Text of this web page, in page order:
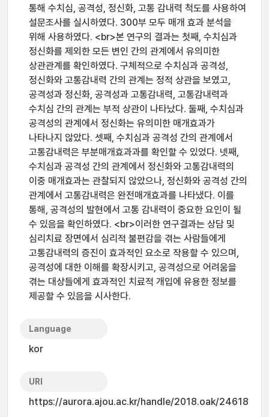
통해 수치심, 공격성, 정신화, 고통 감내력 척도를 사용하여
설문조사를 실시하였다. 300부 모두 매개 효과 분석을
위해 사용하였다. <br>본 연구의 결과는 첫째, 수치심과
정신화를 제외한 모든 변인 간의 관계에서 유의미한
상관관계를 확인하였다. 구체적으로 수치심과 공격성,
정신화와 고통감내력 간의 관계는 정적 상관을 보였고,
공격성과 정신화, 공격성과 고통감내력, 고통감내력과
수치심 간의 관계는 부적 상관이 나타났다. 둘째, 수치심과
공격성의 관계에서 정신화는 유의미한 매개효과가
나타나지 않았다. 셋째, 수치심과 공격성 간의 관계에서
고통감내력은 부분매개효과과를 확인할 수 있었다. 넷째,
수치심과 공격성 간의 관계에서 정신화와 고통감내력의
이중 매개효과는 관찰되지 않았으나, 정신화와 공격성 간의
관계에서 고통감내력은 완전매개효과를 나타냈다. 이를
통해, 공격성의 발현에서 고통 감내력이 중요한 요인이 될
수 있음을 확인하였다. <br>이러한 연구결과는 상담 및
심리치료 장면에서 심리적 불편감을 겪는 사람들에게
고통감내력의 증진이 효과적인 요소로 작용할 수 있으며,
공격성에 대한 이해를 확장시키고, 공격성으로 어려움을
겪는 대상들에게 효과적인 치료적 개입에 유용한 정보를
제공할 수 있음을 시사한다.
Language
kor
URI
https://aurora.ajou.ac.kr/handle/2018.oak/24618